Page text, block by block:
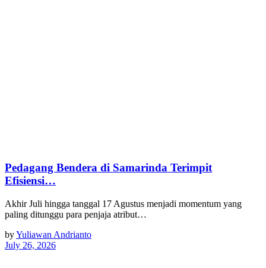
‎Pedagang Bendera di Samarinda Terimpit
Efisiensi…
Akhir Juli hingga tanggal 17 Agustus menjadi momentum yang
paling ditunggu para penjaja atribut…
byYuliawan Andrianto
July 26, 2026